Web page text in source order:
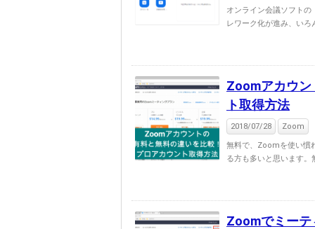
オンライン会議ソフト
レワーク化が進み、い
Zoomアカウン
ト取得方法
2018/07/28 Zoom
無料で、Zoomを使い慣
る方も多いと思います
Zoomでミーテ